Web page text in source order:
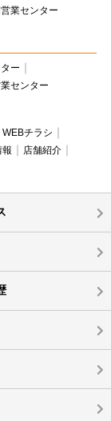
業センター
ー
センター
WEBチラシ
報
店舗紹介